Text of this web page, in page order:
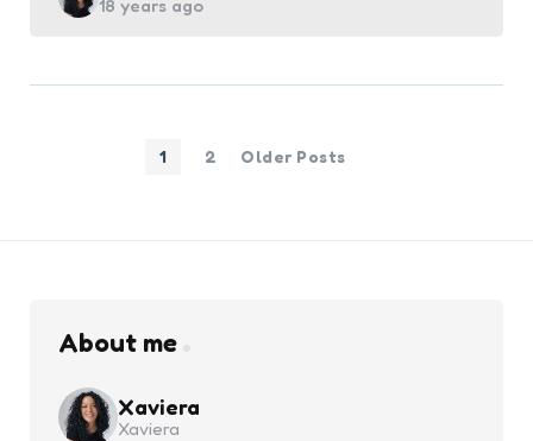
by
18 years ago
1 2 Older Posts
About me
Xaviera
Xaviera